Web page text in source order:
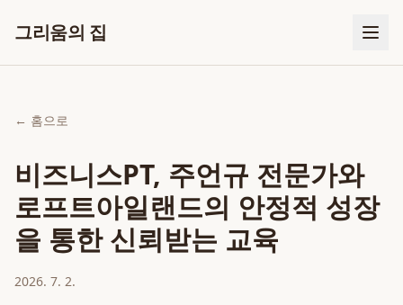
그리움의 집
← 홈으로
비즈니스PT, 주언규 전문가와
로프트아일랜드의 안정적 성장
을 통한 신뢰받는 교육
2026. 7. 2.